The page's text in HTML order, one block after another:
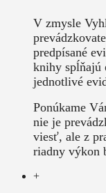
V zmysle
predpísané
knihy spĺňajú
jednotlivé
Ponúkame
nie je
viesť, ale z
riadny výkon
+